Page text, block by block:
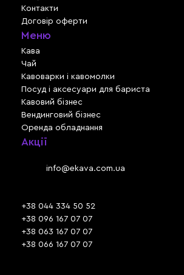
Контакти
Договір оферти
Меню
Кава
Чай
Кавоварки і кавомолки
Посуд і аксесуари для бариста
Кавовий бізнес
Вендинговий бізнес
Оренда обладнання
Акції
info@ekava.com.ua
+38 044 334 50 52
+38 096 167 07 07
+38 063 167 07 07
+38 066 167 07 07